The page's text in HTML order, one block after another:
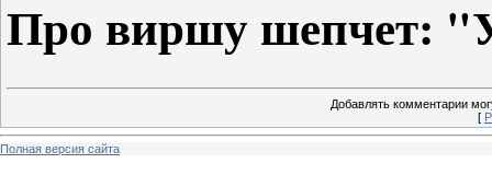
Про виршу шепчет:
Добавлять комментарии
[
Полная версия сайта